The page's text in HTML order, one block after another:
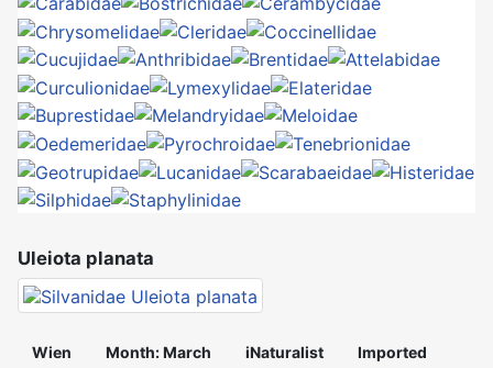
Uleiota planata
Wien Month: March iNaturalist Imported